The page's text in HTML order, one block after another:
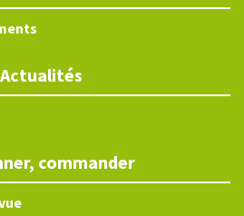
Actualités
commander